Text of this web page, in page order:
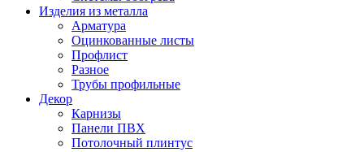
Изделия из металла
Арматура
Оцинкованные листы
Профлист
Разное
Трубы профильные
Декор
Карнизы
Панели ПВХ
Потолочный плинтус